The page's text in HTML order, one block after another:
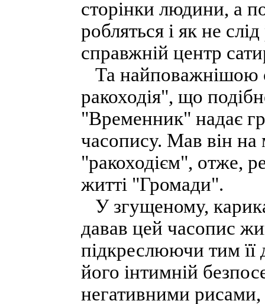
сторінки людини, а
робляться і як не
справжній центр
Та найповажнішою
ракоходія", що
"Временник" надає
часопису. Мав він на
"ракоходієм", отже,
житті "Громади".
У згущеному,
давав цей часопис
підкреслюючи тим її
його інтимній
негативними рисами,